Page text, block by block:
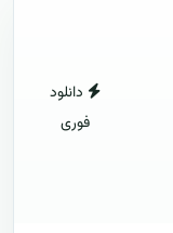
دانلود
فوری